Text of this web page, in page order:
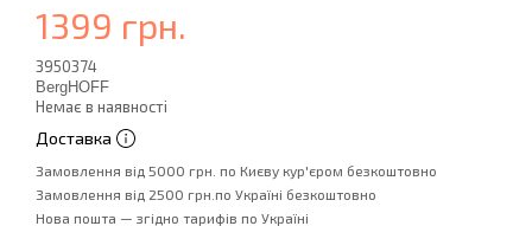
1399 грн.
3950374
BergHOFF
Немає в наявності
Доставка
Замовлення від 5000 грн. по Києву кур'єром безкоштовно
Замовлення від 2500 грн.по Україні безкоштовно
Нова пошта — згідно тарифів по Україні